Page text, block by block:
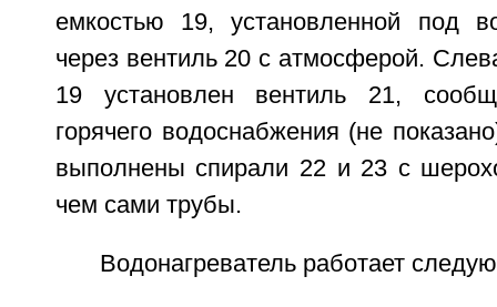
емкостью 19, установленной под
через вентиль 20 с атмосферой.
19 установлен вентиль 21,
горячего водоснабжения (не
выполнены спирали 22 и 23 с
чем сами трубы.
Водонагреватель работает